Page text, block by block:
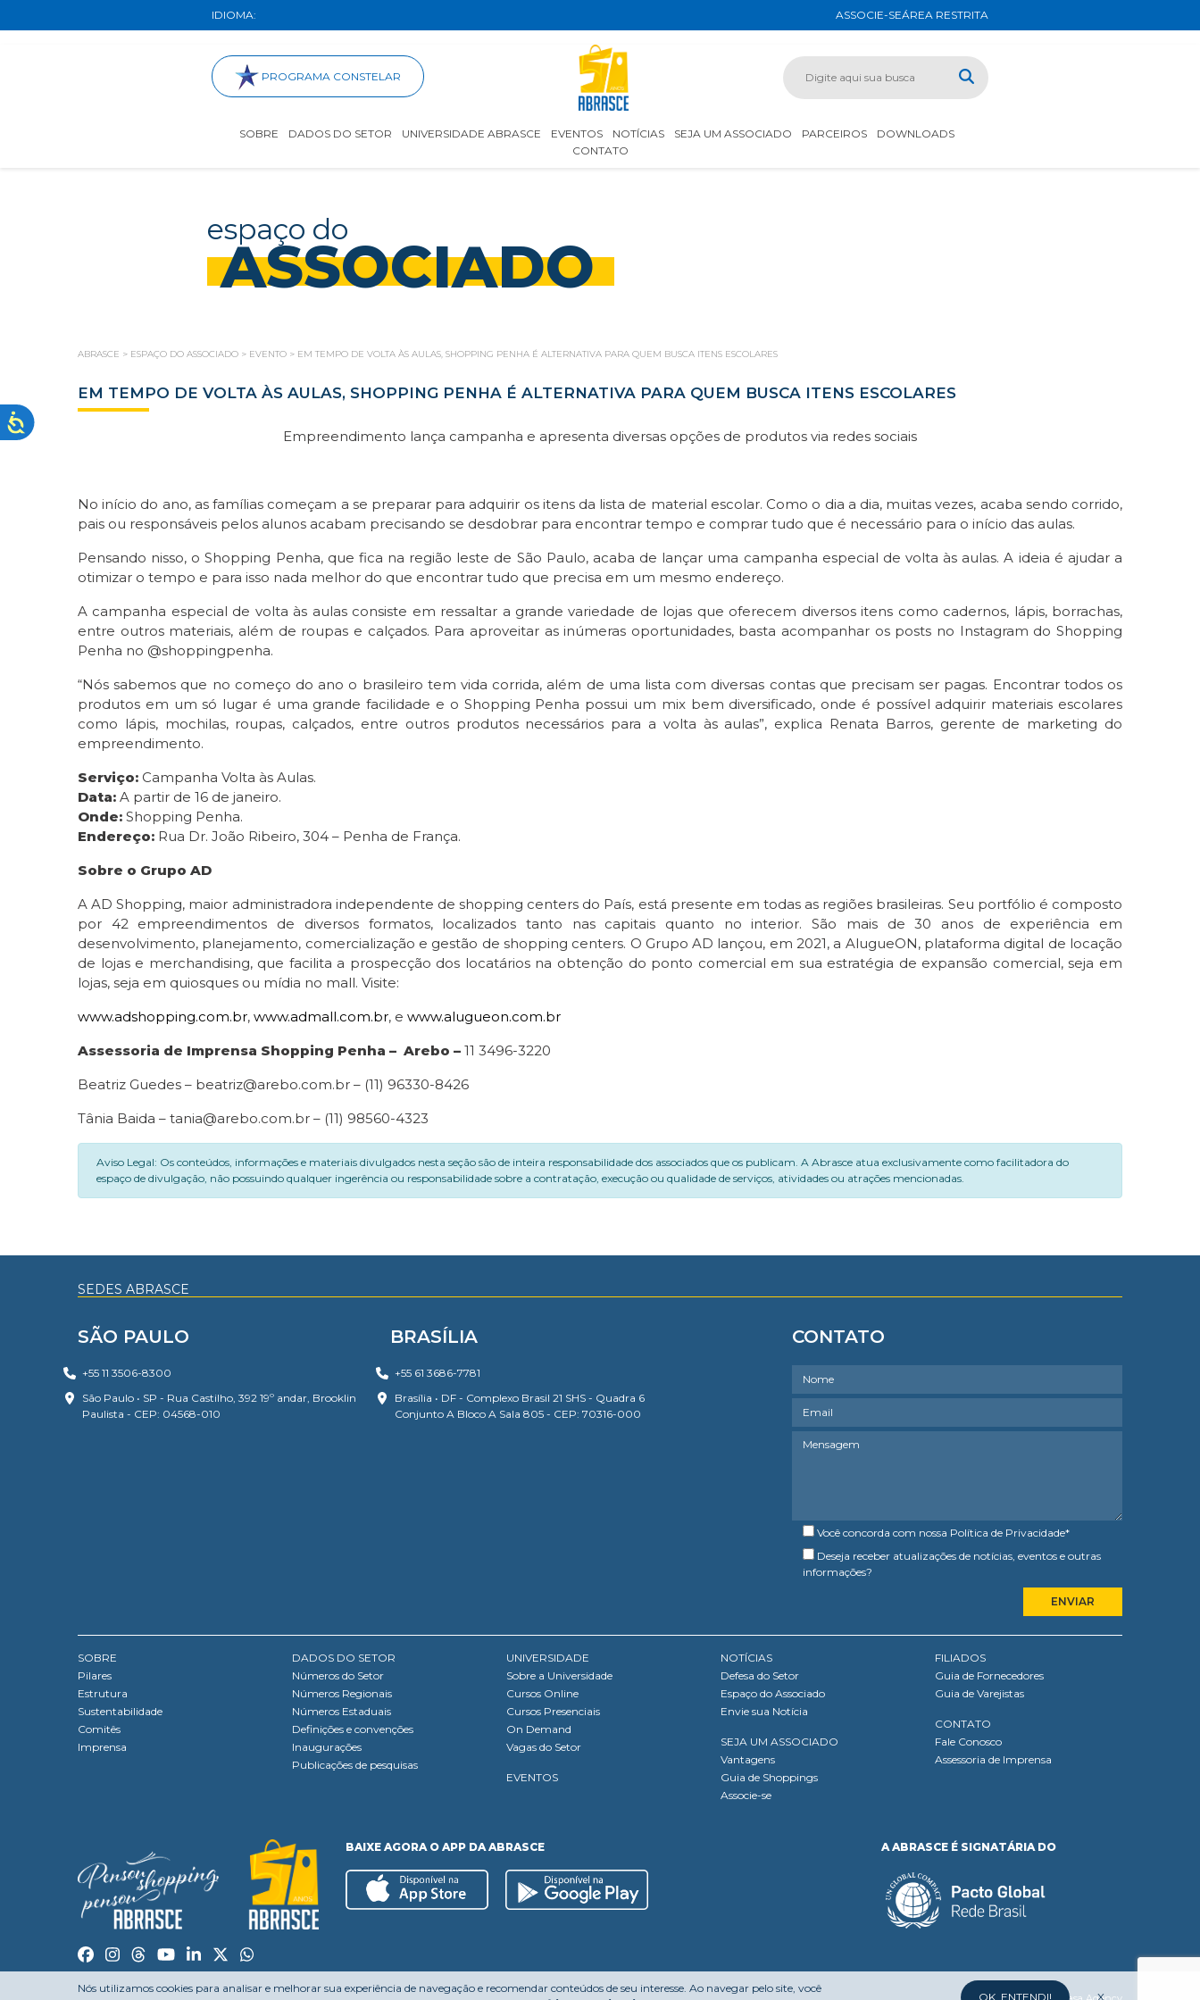
IDIOMA: ASSOCIE-SEÁREA RESTRITA
PROGRAMA CONSTELAR
SOBRE DADOS DO SETOR UNIVERSIDADE ABRASCE EVENTOS NOTÍCIAS SEJA UM ASSOCIADO PARCEIROS
DOWNLOADS
CONTATO
espaço do
ASSOCIADO
ABRASCE > ESPAÇO DO ASSOCIADO > EVENTO > EM TEMPO DE VOLTA ÀS AULAS, SHOPPING PENHA É ALTERNATIVA PARA QUEM BUSCA ITENS ESCOLARES
EM TEMPO DE VOLTA ÀS AULAS, SHOPPING PENHA É ALTERNATIVA PARA QUEM BUSCA ITENS ESCOLARES
Empreendimento lança campanha e apresenta diversas opções de produtos via redes sociais
No início do ano, as famílias começam a se preparar para adquirir os itens da lista de material escolar. Como o dia a dia, muitas vezes, acaba sendo corrido,
pais ou responsáveis pelos alunos acabam precisando se desdobrar para encontrar tempo e comprar tudo que é necessário para o início das aulas.
Pensando nisso, o Shopping Penha, que fica na região leste de São Paulo, acaba de lançar uma campanha especial de volta às aulas. A ideia é ajudar a
otimizar o tempo e para isso nada melhor do que encontrar tudo que precisa em um mesmo endereço.
A campanha especial de volta às aulas consiste em ressaltar a grande variedade de lojas que oferecem diversos itens como cadernos, lápis, borrachas,
entre outros materiais, além de roupas e calçados. Para aproveitar as inúmeras oportunidades, basta acompanhar os posts no Instagram do Shopping
Penha no @shoppingpenha.
“Nós sabemos que no começo do ano o brasileiro tem vida corrida, além de uma lista com diversas contas que precisam ser pagas. Encontrar todos os
produtos em um só lugar é uma grande facilidade e o Shopping Penha possui um mix bem diversificado, onde é possível adquirir materiais escolares
como lápis, mochilas, roupas, calçados, entre outros produtos necessários para a volta às aulas”, explica Renata Barros, gerente de marketing do
empreendimento.
Serviço: Campanha Volta às Aulas.
Data: A partir de 16 de janeiro.
Onde: Shopping Penha.
Endereço: Rua Dr. João Ribeiro, 304 – Penha de França.
Sobre o Grupo AD
A AD Shopping, maior administradora independente de shopping centers do País, está presente em todas as regiões brasileiras. Seu portfólio é composto
por 42 empreendimentos de diversos formatos, localizados tanto nas capitais quanto no interior. São mais de 30 anos de experiência em
desenvolvimento, planejamento, comercialização e gestão de shopping centers. O Grupo AD lançou, em 2021, a AlugueON, plataforma digital de locação
de lojas e merchandising, que facilita a prospecção dos locatários na obtenção do ponto comercial em sua estratégia de expansão comercial, seja em
lojas, seja em quiosques ou mídia no mall. Visite:
www.adshopping.com.br, www.admall.com.br, e www.alugueon.com.br
Assessoria de Imprensa Shopping Penha – Arebo – 11 3496-3220
Beatriz Guedes – beatriz@arebo.com.br – (11) 96330-8426
Tânia Baida – tania@arebo.com.br – (11) 98560-4323
Aviso Legal: Os conteúdos, informações e materiais divulgados nesta seção são de inteira responsabilidade dos associados que os publicam. A Abrasce atua exclusivamente como facilitadora do
espaço de divulgação, não possuindo qualquer ingerência ou responsabilidade sobre a contratação, execução ou qualidade de serviços, atividades ou atrações mencionadas.
SEDES ABRASCE
SÃO PAULO
+55 11 3506-8300
São Paulo • SP - Rua Castilho, 392 19º andar, Brooklin
Paulista - CEP: 04568-010
BRASÍLIA
+55 61 3686-7781
Brasília • DF - Complexo Brasil 21 SHS - Quadra 6
Conjunto A Bloco A Sala 805 - CEP: 70316-000
CONTATO
Você concorda com nossa Política de Privacidade*
Deseja receber atualizações de notícias, eventos e outras
informações?
SOBRE
Pilares
Estrutura
Sustentabilidade
Comitês
Imprensa
DADOS DO SETOR
Números do Setor
Números Regionais
Números Estaduais
Definições e convenções
Inaugurações
Publicações de pesquisas
UNIVERSIDADE
Sobre a Universidade
Cursos Online
Cursos Presenciais
On Demand
Vagas do Setor
EVENTOS
NOTÍCIAS
Defesa do Setor
Espaço do Associado
Envie sua Notícia
SEJA UM ASSOCIADO
Vantagens
Guia de Shoppings
Associe-se
FILIADOS
Guia de Fornecedores
Guia de Varejistas
CONTATO
Fale Conosco
Assessoria de Imprensa
BAIXE AGORA O APP DA ABRASCE A ABRASCE É SIGNATÁRIA DO
Nós utilizamos cookies para analisar e melhorar sua experiência de navegação e recomendar conteúdos de seu interesse. Ao navegar pelo site, você
OK, ENTENDI! X